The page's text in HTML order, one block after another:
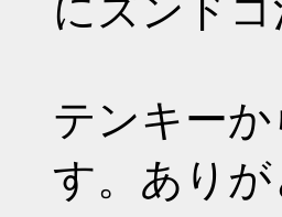
にズンド
テンキー
す。あり